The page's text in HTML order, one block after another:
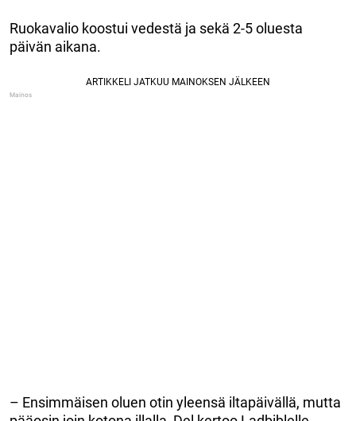
Ruokavalio koostui vedestä ja sekä 2-5 oluesta
päivän aikana.
– Ensimmäisen oluen otin yleensä iltapäivällä, mutta